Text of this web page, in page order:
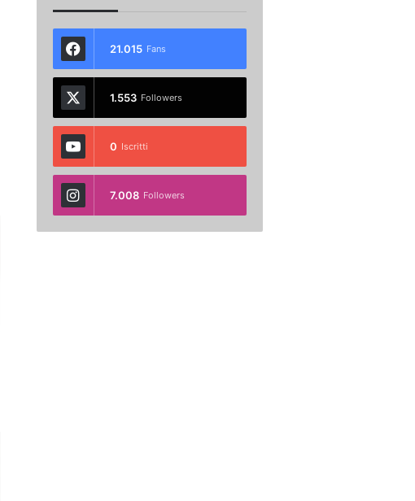
21.015 Fans
1.553 Followers
0 Iscritti
7.008 Followers